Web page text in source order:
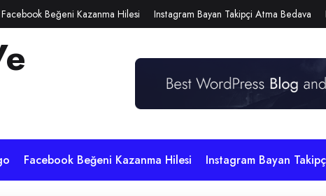
Facebook Beğeni Kazanma Hilesi Instagram Bayan Takipçi Atma Bedava
Facebook Beğeni Kazanma Hilesi Instagram Bayan